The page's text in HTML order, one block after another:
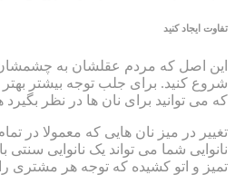
تفاوت ایجاد کنید
این اصل که مردم عقلشان به چشمشان
شروع کنید. برای جلب توجه بیشتر
که می توانید برای نان ها در نظر
تغییر در میز نان هایی که معمولا در
نانوایی شما می تواند یک نانوایی
تمیز و اتو کشیده که توجه هر مشتری